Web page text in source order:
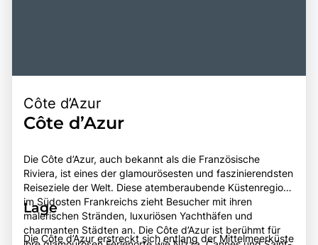
Côte d’Azur
Côte d’Azur
Die Côte d’Azur, auch bekannt als die Französische
Riviera, ist eines der glamourösesten und faszinierendsten
Reiseziele der Welt. Diese atemberaubende Küstenregion
im Südosten Frankreichs zieht Besucher mit ihren
malerischen Stränden, luxuriösen Yachthäfen und
charmanten Städten an. Die Côte d’Azur ist berühmt für
Lage
Die Côte d’Azur erstreckt sich entlang der Mittelmeerküste